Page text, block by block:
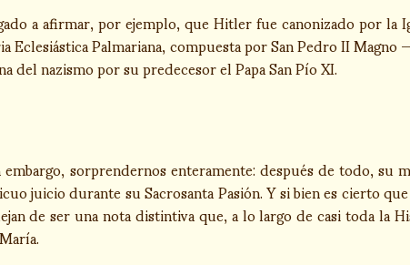
a afirmar, por ejemplo, que Hitler fue canonizado por la
Palmariana, compuesta por San Pedro II Magno
del nazismo por su predecesor el Papa San Pío XI.
sorprendernos enteramente: después de todo,
juicio durante su Sacrosanta Pasión. Y si bien es cierto
de ser una nota distintiva que, a lo largo de casi toda la